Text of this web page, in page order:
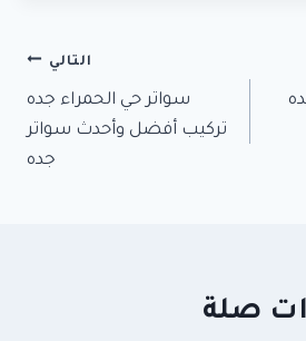
التالي
سواتر حي الحمراء جده
تركيب أفضل وأحدث سواتر
جده
صلة